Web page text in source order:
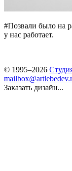
#Позвали было на
у нас работает.
© 1995–2026
Заказать дизайн...